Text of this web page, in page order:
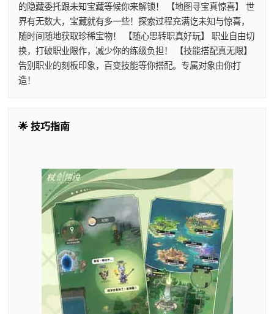
的隐藏委托跟未知宝藏等候你来解锁！ 【地图寻宝真惊喜】 世
界有无数大，宝藏就有多一些！探索过程充满讫未知与惊喜，
随时间随地获取珍稀宝物！ 【随心思转职真好玩】 职业自由切
换，打破职业限作，减少你的练级负担！ 【技能搭配真无限】
告别职业的刻板印象，百变技能等你搭配。专属对象由你打
造！
🌟 技巧指南